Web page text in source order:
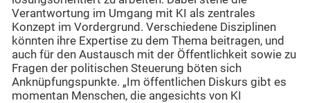
Verantwortung im Umgang mit KI als zentrales
Konzept im Vordergrund. Verschiedene Disziplinen
könnten ihre Expertise zu dem Thema beitragen, und
auch für den Austausch mit der Öffentlichkeit sowie zu
Fragen der politischen Steuerung böten sich
Anknüpfungspunkte. „Im öffentlichen Diskurs gibt es
momentan Menschen, die angesichts von KI